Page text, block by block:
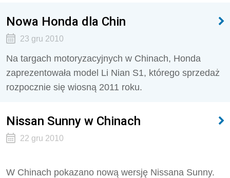
Nowa Honda dla Chin
23 gru 2010
Na targach motoryzacyjnych w Chinach, Honda
zaprezentowała model Li Nian S1, którego sprzedaż
rozpocznie się wiosną 2011 roku.
Nissan Sunny w Chinach
22 gru 2010
W Chinach pokazano nową wersję Nissana Sunny.